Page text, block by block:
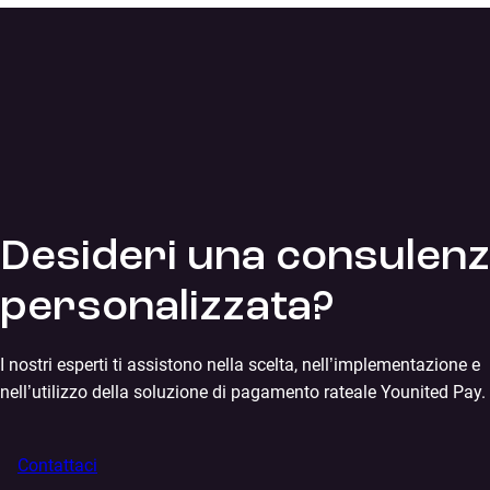
Desideri una
personalizzata?
I nostri esperti ti assistono nella scelta, nell’implementazione e
nell’utilizzo della soluzione di pagamento rateale Younited Pay.
Contattaci